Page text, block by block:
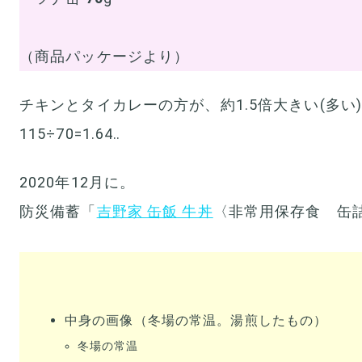
（商品パッケージより）
チキンとタイカレーの方が、約1.5倍大きい(多い
115÷70=1.64‥
2020年12月に。
防災備蓄「吉野家 缶飯 牛丼 〈非常用保存食 缶
中身の画像（冬場の常温。湯煎したもの）
冬場の常温